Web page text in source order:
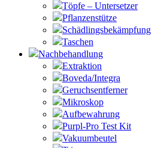
Töpfe – Untersetzer
Pflanzenstütze
Schädlingsbekämpfung
Taschen
Nachbehandlung
Extraktion
Boveda/Integra
Geruchsentferner
Mikroskop
Aufbewahrung
Purpl-Pro Test Kit
Vakuumbeutel